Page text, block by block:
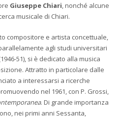
Giuseppe Chiari, nonché alcune
musicale di Chiari.
compositore e artista concettuale,
agli studi universitari
51), si è dedicato alla musica
Attratto in particolare dalle
a interessarsi a ricerche
nel 1961, con P. Grossi,
. Di grande importanza
nei primi anni Sessanta,